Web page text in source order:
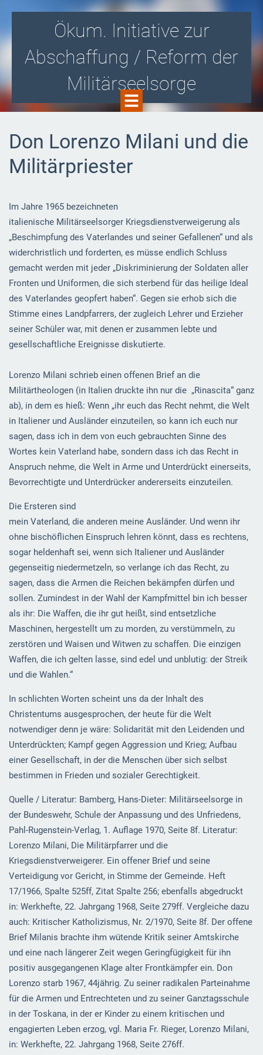
Ökum. Initiative zur
Abschaffung / Reform der
Militärseelsorge
Gegen die Zusammenarbeit von Kirche
und Militär! Für eine kirchlich
organisierte Soldatenseelsorge i.S.v.
Don Lorenzo Milani und die
Militärpriester
Im Jahre 1965 bezeichneten
italienische Militärseelsorger Kriegsdienstverweigerung als
„Beschimpfung des Vaterlandes und seiner Gefallenen“ und als
widerchristlich und forderten, es müsse endlich Schluss
gemacht werden mit jeder „Diskriminierung der Soldaten aller
Fronten und Uniformen, die sich sterbend für das heilige Ideal
des Vaterlandes geopfert haben“. Gegen sie erhob sich die
Stimme eines Landpfarrers, der zugleich Lehrer und Erzieher
seiner Schüler war, mit denen er zusammen lebte und
gesellschaftliche Ereignisse diskutierte.
Lorenzo Milani schrieb einen offenen Brief an die
Militärtheologen (in Italien druckte ihn nur die „Rinascita“ ganz
ab), in dem es hieß: Wenn „ihr euch das Recht nehmt, die Welt
in Italiener und Ausländer einzuteilen, so kann ich euch nur
sagen, dass ich in dem von euch gebrauchten Sinne des
Wortes kein Vaterland habe, sondern dass ich das Recht in
Anspruch nehme, die Welt in Arme und Unterdrückt einerseits,
Bevorrechtigte und Unterdrücker andererseits einzuteilen.
Die Ersteren sind
mein Vaterland, die anderen meine Ausländer. Und wenn ihr
ohne bischöflichen Einspruch lehren könnt, dass es rechtens,
sogar heldenhaft sei, wenn sich Italiener und Ausländer
gegenseitig niedermetzeln, so verlange ich das Recht, zu
sagen, dass die Armen die Reichen bekämpfen dürfen und
sollen. Zumindest in der Wahl der Kampfmittel bin ich besser
als ihr: Die Waffen, die ihr gut heißt, sind entsetzliche
Maschinen, hergestellt um zu morden, zu verstümmeln, zu
zerstören und Waisen und Witwen zu schaffen. Die einzigen
Waffen, die ich gelten lasse, sind edel und unblutig: der Streik
und die Wahlen.“
In schlichten Worten scheint uns da der Inhalt des
Christentums ausgesprochen, der heute für die Welt
notwendiger denn je wäre: Solidarität mit den Leidenden und
Unterdrückten; Kampf gegen Aggression und Krieg; Aufbau
einer Gesellschaft, in der die Menschen über sich selbst
bestimmen in Frieden und sozialer Gerechtigkeit.
Quelle / Literatur: Bamberg, Hans-Dieter: Militärseelsorge in
der Bundeswehr, Schule der Anpassung und des Unfriedens,
Pahl-Rugenstein-Verlag, 1. Auflage 1970, Seite 8f. Literatur:
Lorenzo Milani, Die Militärpfarrer und die
Kriegsdienstverweigerer. Ein offener Brief und seine
Verteidigung vor Gericht, in Stimme der Gemeinde. Heft
17/1966, Spalte 525ff, Zitat Spalte 256; ebenfalls abgedruckt
in: Werkhefte, 22. Jahrgang 1968, Seite 279ff. Vergleiche dazu
auch: Kritischer Katholizismus, Nr. 2/1970, Seite 8f. Der offene
Brief Milanis brachte ihm wütende Kritik seiner Amtskirche
und eine nach längerer Zeit wegen Geringfügigkeit für ihn
positiv ausgegangenen Klage alter Frontkämpfer ein. Don
Lorenzo starb 1967, 44jährig. Zu seiner radikalen Parteinahme
für die Armen und Entrechteten und zu seiner Ganztagsschule
in der Toskana, in der er Kinder zu einem kritischen und
engagierten Leben erzog, vgl. Maria Fr. Rieger, Lorenzo Milani,
in: Werkhefte, 22. Jahrgang 1968, Seite 276ff.